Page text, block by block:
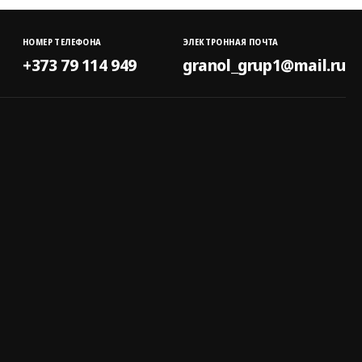
НОМЕР ТЕЛЕФОНА
+373 79 114 949
ЭЛЕКТРОННАЯ ПОЧТА
granol_grup1@mail.ru